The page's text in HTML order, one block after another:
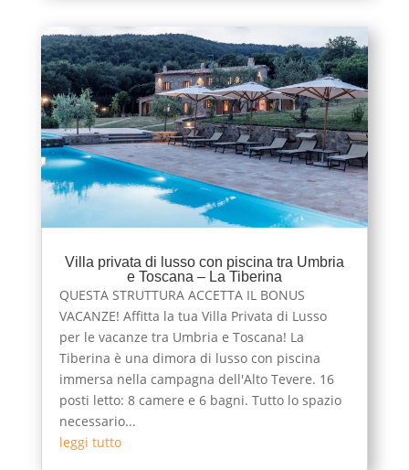
Villa privata di lusso con piscina tra Umbria
e Toscana – La Tiberina
QUESTA STRUTTURA ACCETTA IL BONUS
VACANZE! Affitta la tua Villa Privata di Lusso
per le vacanze tra Umbria e Toscana! La
Tiberina è una dimora di lusso con piscina
immersa nella campagna dell'Alto Tevere. 16
posti letto: 8 camere e 6 bagni. Tutto lo spazio
necessario...
leggi tutto